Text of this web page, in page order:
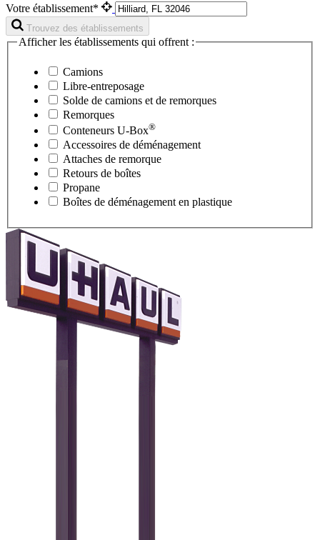
Votre établissement*
Trouvez des établissements
Afficher les établissements qui offrent :
Camions
Libre-entreposage
Solde de camions et de remorques
Remorques
Conteneurs U-Box®
Accessoires de déménagement
Attaches de remorque
Retours de boîtes
Propane
Boîtes de déménagement en plastique